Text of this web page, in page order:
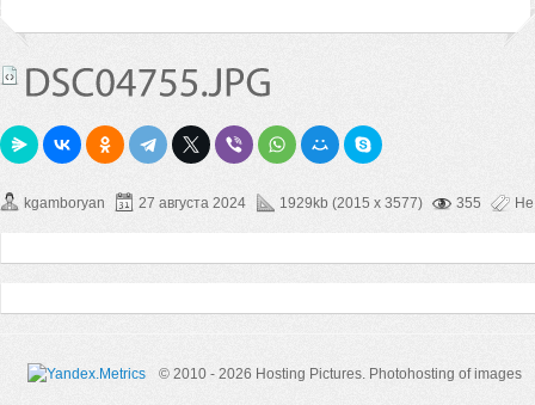
kgamboryan 27 августа 2024 1929kb (2015 x 3577) 355
© 2010 - 2026 Hosting Pictures. Photohosting of images